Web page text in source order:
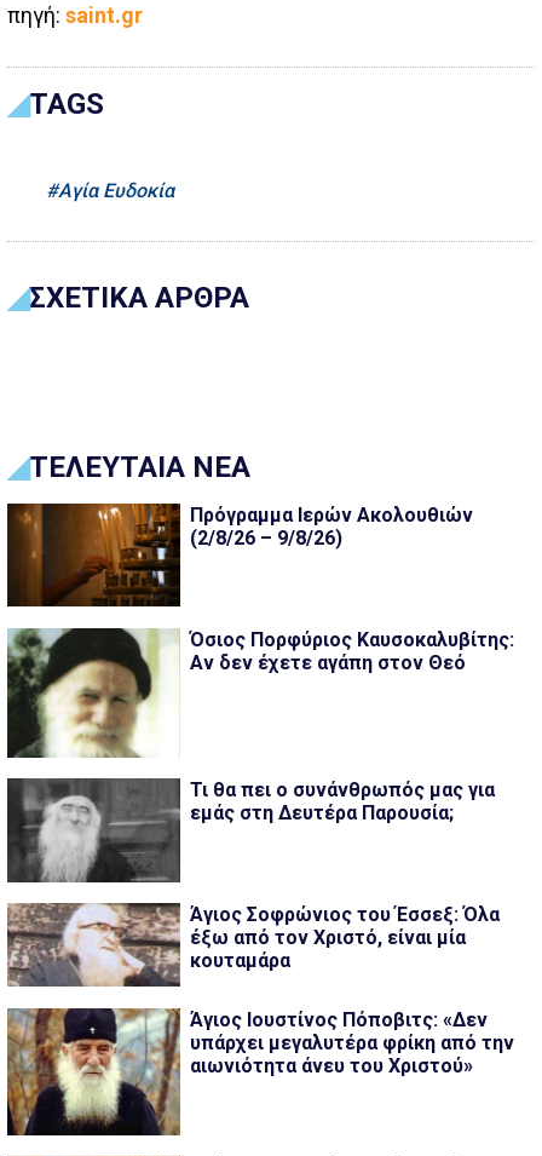
πηγή: saint.gr
TAGS
Αγία Ευδοκία
ΣΧΕΤΙΚΑ ΑΡΘΡΑ
ΤΕΛΕΥΤΑΙΑ ΝΕΑ
Πρόγραμμα Ιερών Ακολουθιών
(2/8/26 – 9/8/26)
Όσιος Πορφύριος Καυσοκαλυβίτης:
Αν δεν έχετε αγάπη στον Θεό
Τι θα πει ο συνάνθρωπός μας για
εμάς στη Δευτέρα Παρουσία;
Άγιος Σοφρώνιος του Έσσεξ: Όλα
έξω από τον Χριστό, είναι μία
κουταμάρα
Άγιος Ιουστίνος Πόποβιτς: «Δεν
υπάρχει μεγαλυτέρα φρίκη από την
αιωνιότητα άνευ του Χριστού»